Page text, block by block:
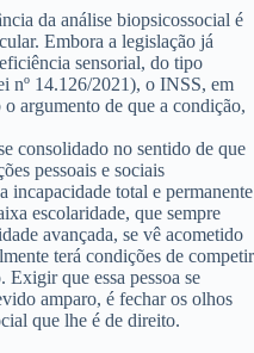
da análise biopsicossocial é
. Embora a legislação já
sensorial, do tipo
nº 14.126/2021), o INSS, em
argumento de que a condição,
consolidado no sentido de que
pessoais e sociais
incapacidade total e permanente
escolaridade, que sempre
avançada, se vê acometido
terá condições de competir
que essa pessoa se
amparo, é fechar os olhos
que lhe é de direito.